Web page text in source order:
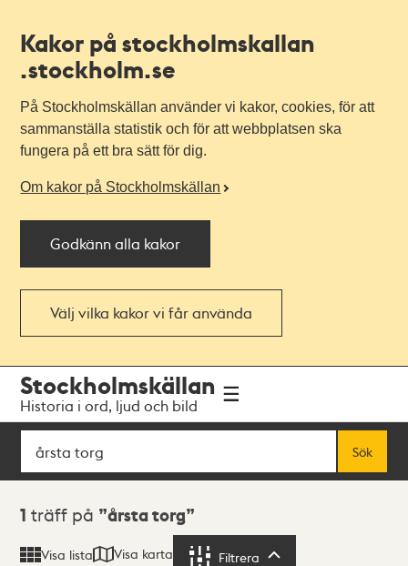
Kakor på stockholmskallan
.stockholm.se
På Stockholmskällan använder vi kakor, cookies, för att
sammanställa statistik och för att webbplatsen ska
fungera på ett bra sätt för dig.
Om kakor på Stockholmskällan
Godkänn alla kakor
Välj vilka kakor vi får använda
navigationen
huvudinnehållet
Stockholmskällan
Historia i ord, ljud och bild
Sök
Sök
Sökresultat
1 träff på årsta torg
Visa lista Visa karta Filtrera